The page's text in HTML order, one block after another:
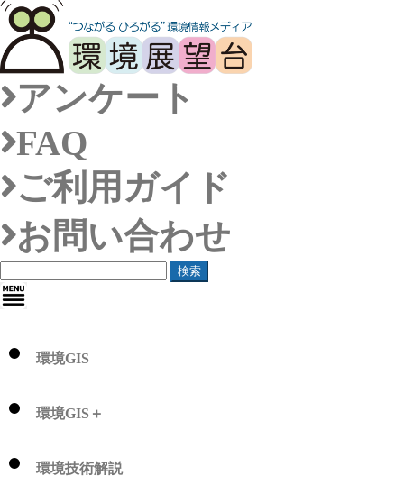
アンケート
FAQ
ご利用ガイド
お問い合わせ
検索
環境GIS
環境GIS＋
環境技術解説